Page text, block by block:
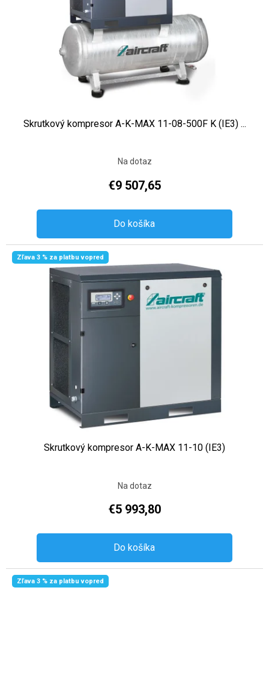
Skrutkový kompresor A-K-MAX 11-08-500F K (IE3) ...
Na dotaz
€9 507,65
Do košíka
Zľava 3 % za platbu vopred
Skrutkový kompresor A-K-MAX 11-10 (IE3)
Na dotaz
€5 993,80
Do košíka
Zľava 3 % za platbu vopred